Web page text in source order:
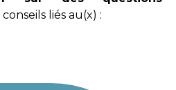
liés au(x) :